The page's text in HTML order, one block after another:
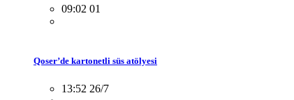
09:02 01
Qoser’de kartonetli süs atölyesi
13:52 26/7